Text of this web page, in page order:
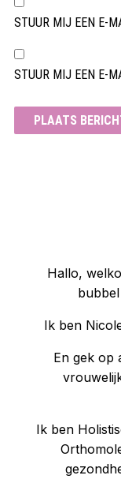
STUUR MIJ EEN E-
STUUR MIJ EEN E-
Hallo,
Ik ben
En gek op
Ik ben